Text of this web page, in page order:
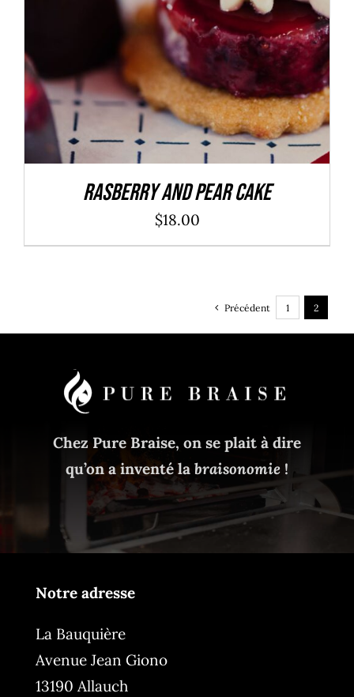
Rasberry And Pear Cake
$18.00
Précédent 1 2
Chez Pure Braise, on se plait à dire
qu’on a inventé la braisonomie !
Notre adresse
La Bauquière
Avenue Jean Giono
13190 Allauch